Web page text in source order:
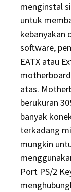
menginstal
untuk
kebanyakan
software,
EATX atau
atas.
berukuran
banyak
terkadang
mungkin
Port PS/2